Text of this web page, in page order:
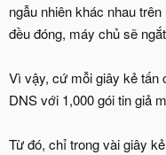
ngẫu nhiên khác nhau
đều đóng, máy chủ sẽ
Vì vậy, cứ mỗi giây kẻ tấn
DNS với 1,000 gói tin giả
Từ đó, chỉ trong vài giây